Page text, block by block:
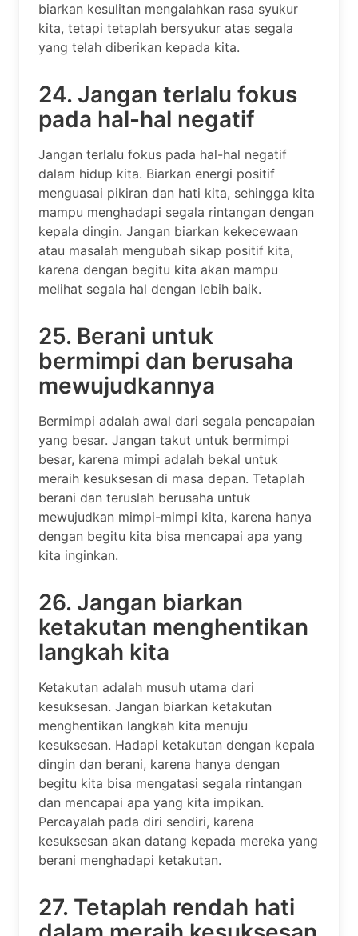
biarkan kesulitan mengalahkan rasa syukur
kita, tetapi tetaplah bersyukur atas segala
yang telah diberikan kepada kita.
24. Jangan terlalu fokus
pada hal-hal negatif
Jangan terlalu fokus pada hal-hal negatif
dalam hidup kita. Biarkan energi positif
menguasai pikiran dan hati kita, sehingga kita
mampu menghadapi segala rintangan dengan
kepala dingin. Jangan biarkan kekecewaan
atau masalah mengubah sikap positif kita,
karena dengan begitu kita akan mampu
melihat segala hal dengan lebih baik.
25. Berani untuk
bermimpi dan berusaha
mewujudkannya
Bermimpi adalah awal dari segala pencapaian
yang besar. Jangan takut untuk bermimpi
besar, karena mimpi adalah bekal untuk
meraih kesuksesan di masa depan. Tetaplah
berani dan teruslah berusaha untuk
mewujudkan mimpi-mimpi kita, karena hanya
dengan begitu kita bisa mencapai apa yang
kita inginkan.
26. Jangan biarkan
ketakutan menghentikan
langkah kita
Ketakutan adalah musuh utama dari
kesuksesan. Jangan biarkan ketakutan
menghentikan langkah kita menuju
kesuksesan. Hadapi ketakutan dengan kepala
dingin dan berani, karena hanya dengan
begitu kita bisa mengatasi segala rintangan
dan mencapai apa yang kita impikan.
Percayalah pada diri sendiri, karena
kesuksesan akan datang kepada mereka yang
berani menghadapi ketakutan.
27. Tetaplah rendah hati